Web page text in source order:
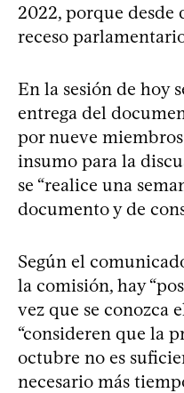
2022, porque desde
receso
En la sesión de hoy
entrega del
por nueve miembros
insumo para la
se “realice una
documento y de
Según el
la comisión, hay
vez que se conozca
“consideren que la
octubre no es
necesario más